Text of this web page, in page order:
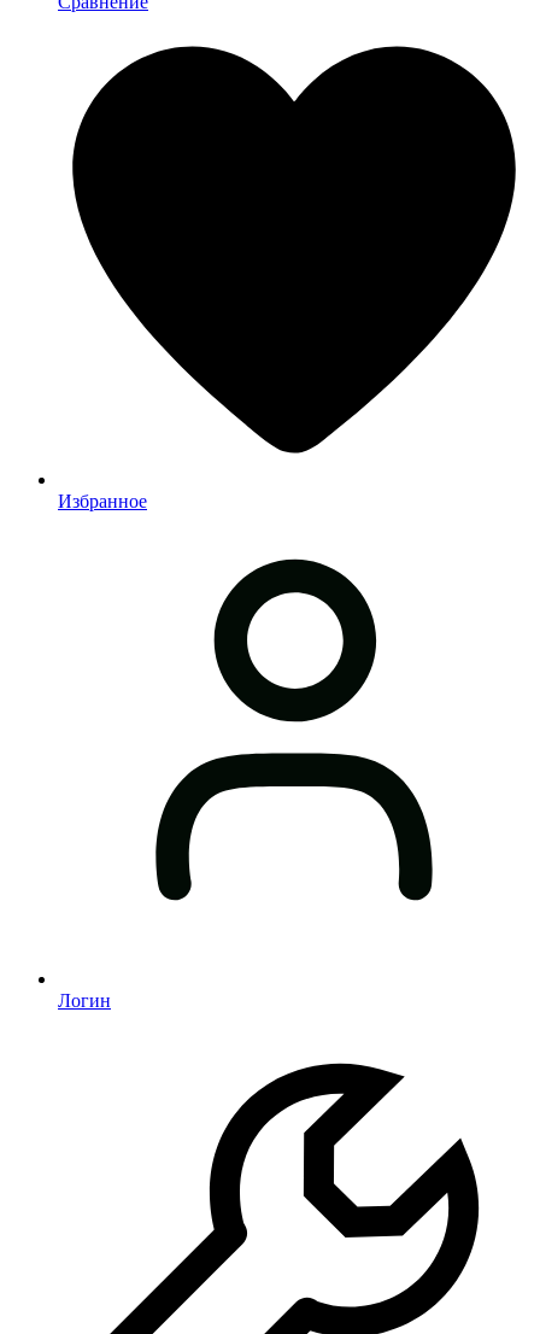
Избранное
Логин